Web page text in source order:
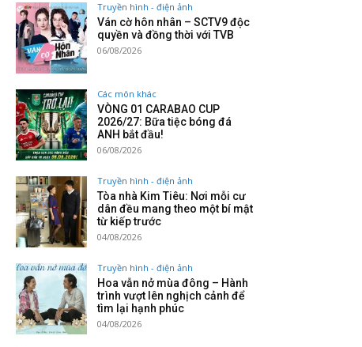
Truyền hình - điện ảnh
Ván cờ hôn nhân – SCTV9 độc
quyền và đồng thời với TVB
06/08/2026
Các môn khác
VÒNG 01 CARABAO CUP
2026/27: Bữa tiệc bóng đá
ANH bắt đầu!
06/08/2026
Truyền hình - điện ảnh
Tòa nhà Kim Tiêu: Nơi mỗi cư
dân đều mang theo một bí mật
từ kiếp trước
04/08/2026
Truyền hình - điện ảnh
Hoa vẫn nở mùa đông – Hành
trình vượt lên nghịch cảnh để
tìm lại hạnh phúc
04/08/2026